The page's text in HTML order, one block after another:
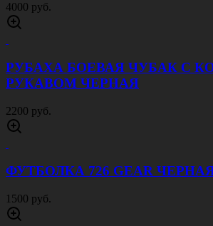
4000 руб.
РУБАХА БОЕВАЯ ЧУБАК С
РУКАВОМ ЧЕРНАЯ
2200 руб.
ФУТБОЛКА 726 GEAR
1500 руб.